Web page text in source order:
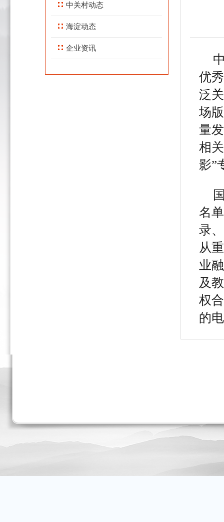
中关村动态
海淀动态
企业资讯
优
泛
场
量
相
影”
名
录
从
业
及
权
的